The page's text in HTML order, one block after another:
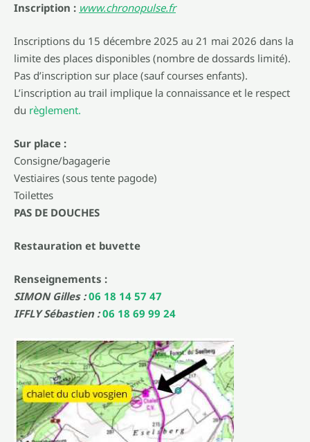
Inscription : www.chronopulse.fr
Inscriptions du 15 décembre 2025 au 21 mai 2026 dans la
limite des places disponibles (nombre de dossards limité).
Pas d’inscription sur place (sauf courses enfants).
L’inscription au trail implique la connaissance et le respect
du règlement.
Sur place :
Consigne/bagagerie
Vestiaires (sous tente pagode)
Toilettes
PAS DE DOUCHES
Restauration et buvette
Renseignements :
SIMON Gilles : 06 18 14 57 47
IFFLY Sébastien : 06 18 69 99 24